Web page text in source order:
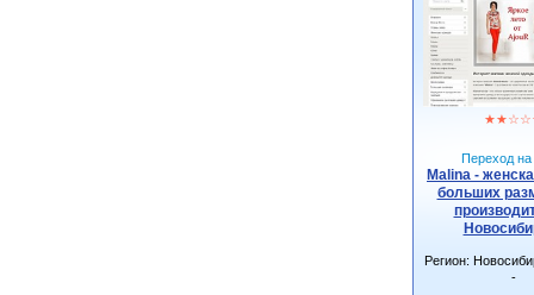
★★☆☆
Переход на
Malina -
больших
Регион:
-